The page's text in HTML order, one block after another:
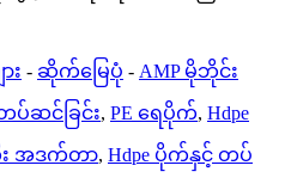
း - ဆိုက်မြေပုံ - AMP မိုဘိုင်း
ပ်ဆင်ခြင်း, PE ရေပိုက်, Hdpe
အဒက်တာ, Hdpe ပိုက်နှင့် တပ်